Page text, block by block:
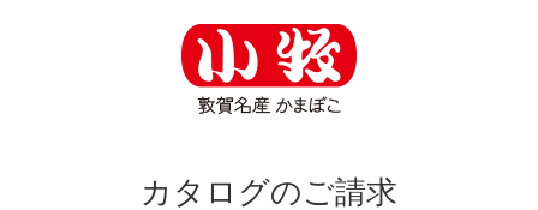
カタログのご請求